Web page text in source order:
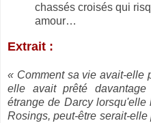
chassés croisés qui
amour…
Extrait :
« Comment sa vie avait-elle
elle avait prêté davantage
étrange de Darcy lorsqu'elle
Rosings, peut-être serait-